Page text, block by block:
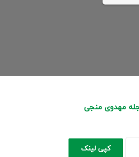
مهدوی منجی
کپی لینک